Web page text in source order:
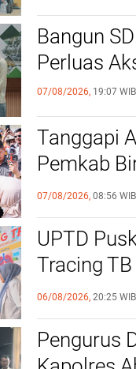
‎Bangun
Perluas
07/08/2026, 19:07 WIB
Tanggapi
Pemkab
Bantuan
07/08/2026, 08:56 WIB
UPTD
‎Tracing
Melalui
06/08/2026, 20:25 WIB
Pengurus